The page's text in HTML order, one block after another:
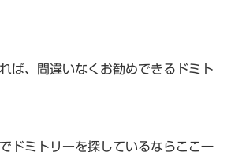
ば、間違いなくお勧めできるドミト
ドミトリーを探しているならここ一